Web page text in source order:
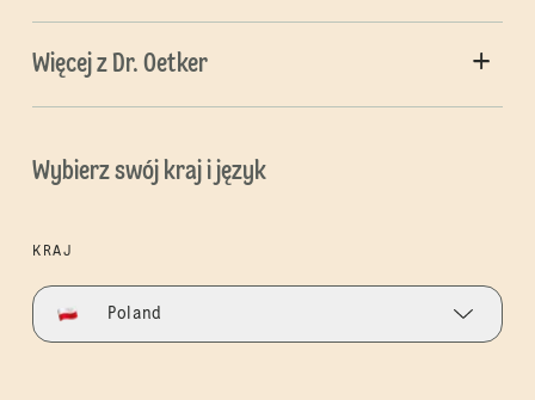
Więcej z Dr. Oetker
Wybierz swój kraj i język
KRAJ
Poland